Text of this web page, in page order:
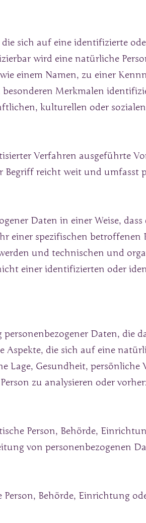
sich auf eine identifizierte
wird eine natürliche
einem Namen, zu einer
Merkmalen
kulturellen oder
Verfahren ausgeführte
Begriff reicht weit und umfasst
Daten in einer Weise,
spezifischen betroffenen
und technischen und
einer identifizierten oder
Daten, die
die sich auf eine
Gesundheit, persönliche
zu analysieren oder
Person, Behörde,
von personenbezogenen
Behörde, Einrichtung